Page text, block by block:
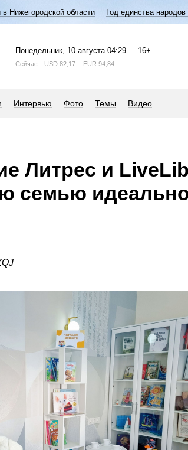
Нижегородской области Год единства
Понедельник, 10 августа 04:29 16+
Сейчас USD 82,17 EUR 94,84
Интервью Фото Темы Видео
Литрес и
семью